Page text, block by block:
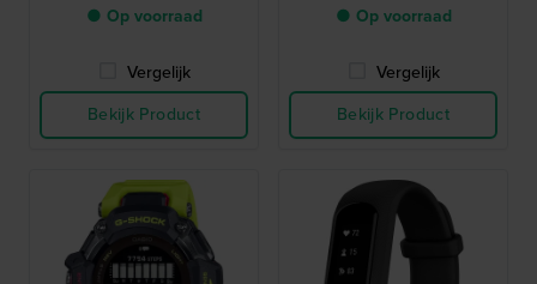
● Op voorraad
Vergelijk
Bekijk Product
● Op voorraad
Vergelijk
Bekijk Product